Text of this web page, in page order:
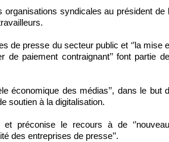
organisations syndicales au président de
de presse du secteur public et ‘’la mise
de paiement contraignant’’ font partie
économique des médias’’, dans le but
soutien à la digitalisation.
et préconise le recours à de
des entreprises de presse’’.